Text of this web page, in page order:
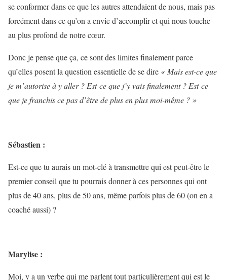
se conformer dans ce que les autres attendaient de nous, mais pas
forcément dans ce qu’on a envie d’accomplir et qui nous touche
au plus profond de notre cœur.
Donc je pense que ça, ce sont des limites finalement parce
qu’elles posent la question essentielle de se dire « Mais est-ce que
je m’autorise à y aller ? Est-ce que j’y vais finalement ? Est-ce
que je franchis ce pas d’être de plus en plus moi-même ? »
Sébastien :
Est-ce que tu aurais un mot-clé à transmettre qui est peut-être le
premier conseil que tu pourrais donner à ces personnes qui ont
plus de 40 ans, plus de 50 ans, même parfois plus de 60 (on en a
coaché aussi) ?
Marylise :
Moi, y a un verbe qui me parlent tout particulièrement qui est le